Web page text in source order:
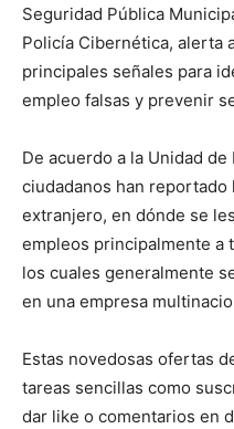
Seguridad Pública
Policía Cibernética, alerta
principales señales para
empleo falsas y prevenir
De acuerdo a la Unidad
ciudadanos han reportado
extranjero, en dónde se
empleos principalmente a
los cuales generalmente
en una empresa
Estas novedosas ofertas
tareas sencillas como
dar like o comentarios en